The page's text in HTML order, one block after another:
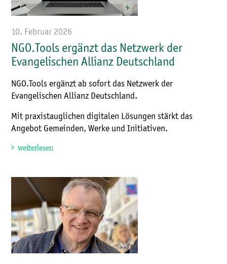
10. Februar 2026
NGO.Tools ergänzt das Netzwerk der
Evangelischen Allianz Deutschland
NGO.Tools ergänzt ab sofort das Netzwerk der
Evangelischen Allianz Deutschland.
Mit praxistauglichen digitalen Lösungen stärkt das
Angebot Gemeinden, Werke und Initiativen.
weiterlesen